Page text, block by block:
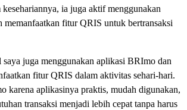
ia juga aktif menggunakan
fitur QRIS untuk bertransaksi
saya juga menggunakan aplikasi BRImo dan
fitur QRIS dalam aktivitas sehari-hari.
karena aplikasinya praktis, mudah digunakan,
transaksi menjadi lebih cepat tanpa harus